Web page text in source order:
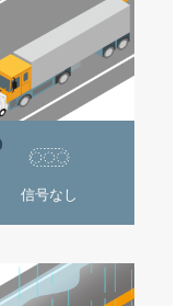
信号なし